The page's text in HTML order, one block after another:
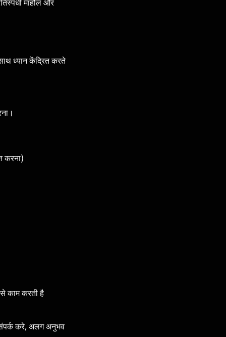
माहौल और
ध्यान केंद्रित करते
करना)
से काम करती है
करे, अलग अनुभव